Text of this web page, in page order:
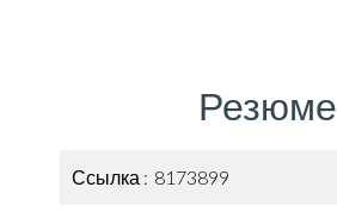
Резюме
Ссылка 8173899